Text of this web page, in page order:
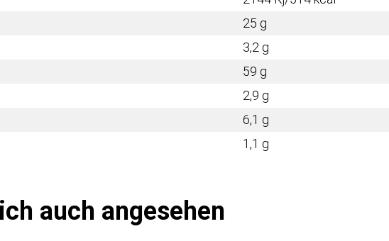
25 g
3,2 g
59 g
2,9 g
6,1 g
1,1 g
auch angesehen